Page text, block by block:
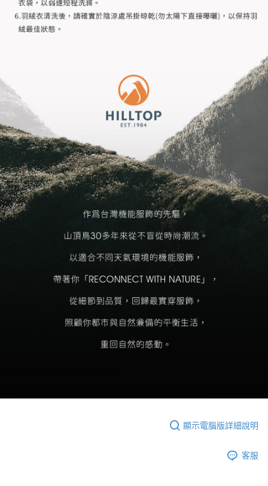
顯示電腦版詳細說明
客服